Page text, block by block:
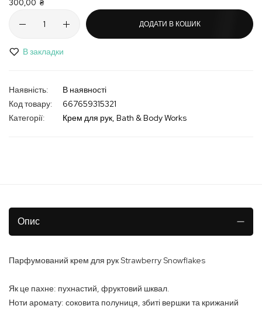
300,00 ₴
ДОДАТИ В КОШИК
В закладки
В наявності
Код товару
667659315321
Категорії:
Крем для рук Bath & Body Works
Опис
Парфумований крем для рук Strawberry Snowflakes
Як це пахне: пухнастий, фруктовий шквал.
Ноти аромату: соковита полуниця, збиті вершки та крижаний